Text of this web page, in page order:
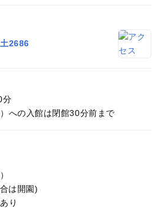
2686
分
への入館は閉館30分前まで
は開園)
り